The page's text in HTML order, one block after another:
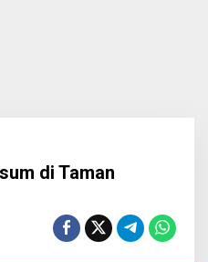
di Taman